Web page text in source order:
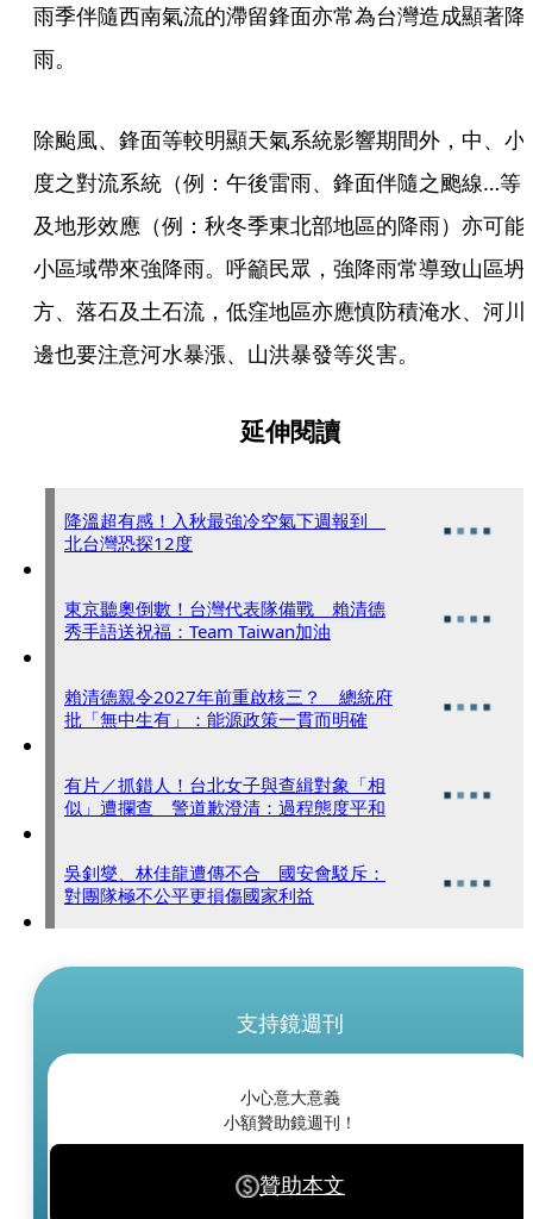
雨季伴隨西南氣流的滯留鋒面亦常為台灣造成顯著降
雨。
除颱風、鋒面等較明顯天氣系統影響期間外，中、小
度之對流系統（例：午後雷雨、鋒面伴隨之颮線…等
及地形效應（例：秋冬季東北部地區的降雨）亦可能
小區域帶來強降雨。呼籲民眾，強降雨常導致山區坍
方、落石及土石流，低窪地區亦應慎防積淹水、河川
邊也要注意河水暴漲、山洪暴發等災害。
延伸閱讀
降溫超有感！入秋最強冷空氣下週報到
北台灣恐探12度
東京聽奧倒數！台灣代表隊備戰 賴清德
秀手語送祝福：Team Taiwan加油
賴清德親令2027年前重啟核三？ 總統府
批「無中生有」：能源政策一貫而明確
有片／抓錯人！台北女子與查緝對象「相
似」遭攔查 警道歉澄清：過程態度平和
吳釗燮、林佳龍遭傳不合 國安會駁斥：
對團隊極不公平更損傷國家利益
支持鏡週刊
小心意大意義
小額贊助鏡週刊！
贊助本文